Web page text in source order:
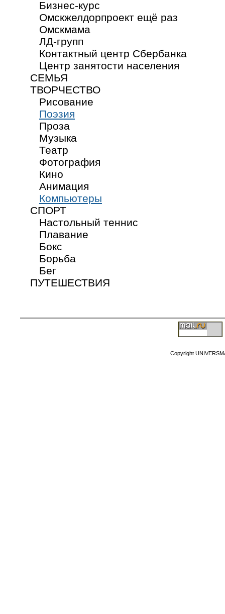
Бизнес-курс
Омскжелдорпроект ещё раз
Омскмама
ЛД-групп
Контактный центр Сбербанка
Центр занятости населения
СЕМЬЯ
ТВОРЧЕСТВО
Рисование
Поэзия
Проза
Музыка
Театр
Фотография
Кино
Анимация
Компьютеры
СПОРТ
Настольный теннис
Плавание
Бокс
Борьба
Бег
ПУТЕШЕСТВИЯ
Copyright